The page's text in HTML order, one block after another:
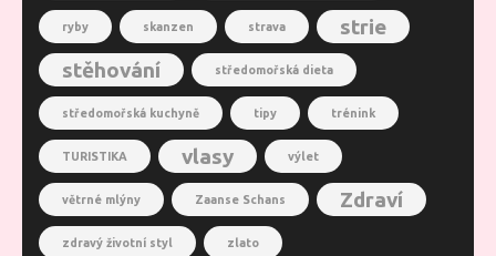
ryby skanzen strava
strie
stěhování
středomořská dieta
středomořská kuchyně tipy trénink
TURISTIKA vlasy výlet
větrné mlýny Zaanse Schans Zdraví
zdravý životní styl zlato